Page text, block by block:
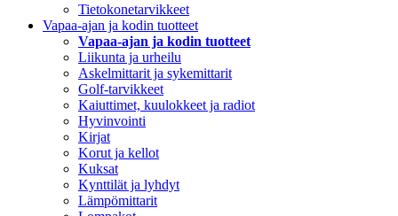
Tietokonetarvikkeet
Vapaa-ajan ja kodin tuotteet
Vapaa-ajan ja kodin tuotteet
Liikunta ja urheilu
Askelmittarit ja sykemittarit
Golf-tarvikkeet
Kaiuttimet, kuulokkeet ja radiot
Hyvinvointi
Kirjat
Korut ja kellot
Kuksat
Kynttilät ja lyhdyt
Lämpömittarit